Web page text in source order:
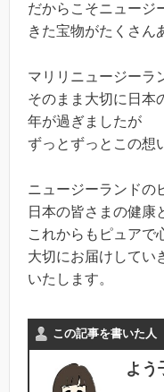
だからこそニュージ
きた宝物がたくさ
マリリニュージーラ
そのまま大切に日本
年が過ぎましたが
ずっとずっとこの想
ニュージーランドの
日本の皆さまの健康
これからもピュアで
大切にお届けしてい
いたします。
この記事を書いた人
よう